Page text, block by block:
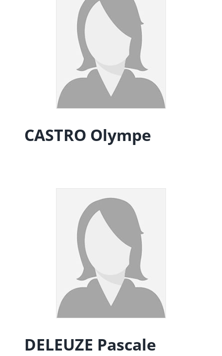
CASTRO Olympe
DELEUZE Pascale